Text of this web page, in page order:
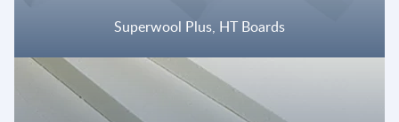
Superwool Plus, HT Boards